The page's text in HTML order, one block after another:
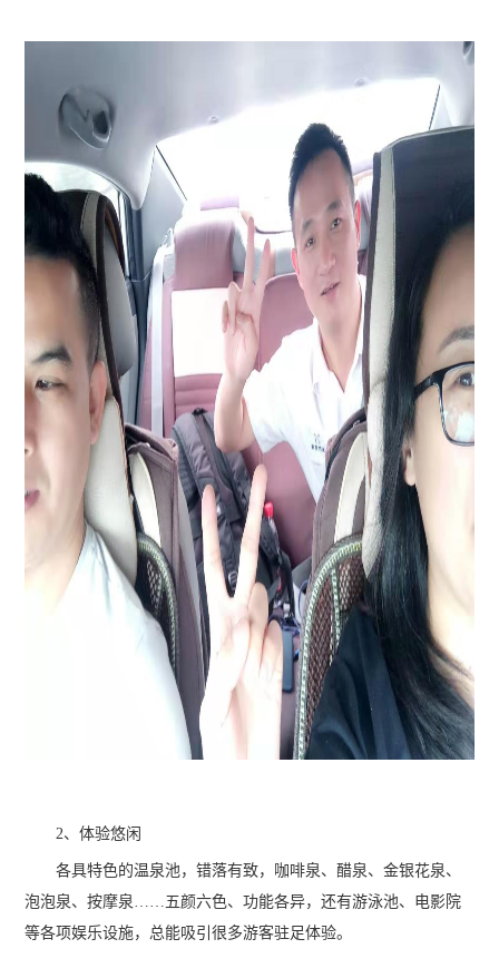
2、体验悠闲
各具特色的温泉池，错落有致，咖啡泉、醋泉、金银花泉、
泡泡泉、按摩泉……五颜六色、功能各异，还有游泳池、电影院
等各项娱乐设施，总能吸引很多游客驻足体验。